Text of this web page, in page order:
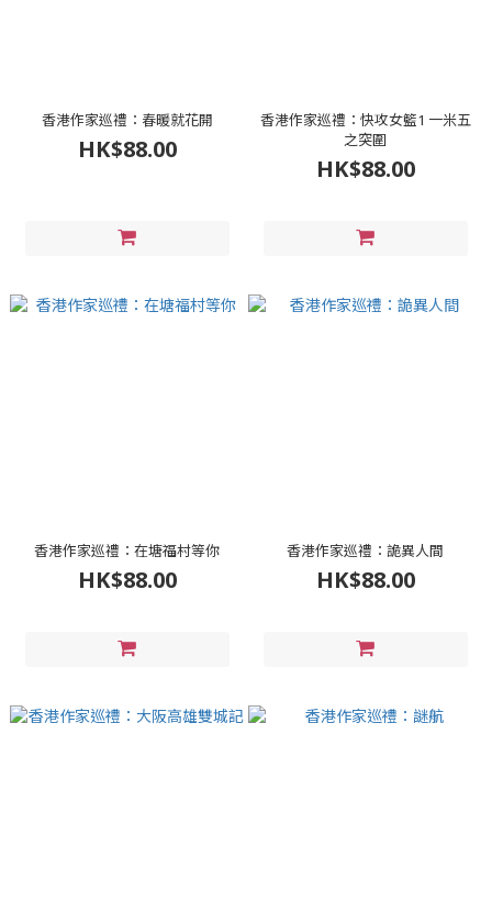
香港作家巡禮：春暖就花開
HK$88.00
香港作家巡禮：快攻女籃1 一米五
之突圍
HK$88.00
香港作家巡禮：在塘福村等你
HK$88.00
香港作家巡禮：詭異人間
HK$88.00